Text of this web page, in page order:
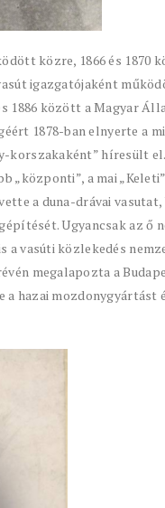
közre, 1866 és 1870
igazgatójaként
1886 között a Magyar
1878-ban elnyerte a
korszakaként” híresült
„központi”, a mai
a duna-drávai
Ugyancsak az ő
a vasúti közlekedés
megalapozta a
hazai mozdonygyártást